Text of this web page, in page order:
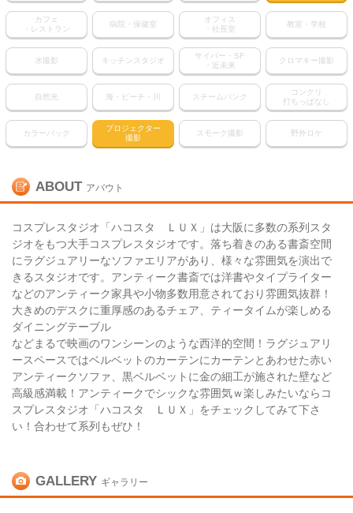
カフェ
・レストラン
病院・保健室
オフィス
・社長室
教室・学校
水撮影 キッチンスタジオ
サイバー・SF
・近未来
クロマキー撮影
自然光 海・ビーチ・川 スチームパンク
コンクリ
打ちっぱなし
カラーパック
プロジェクター
撮影
スモーク撮影 野外ロケ
ABOUT アバウト
コスプレスタジオ「ハコスタ ＬＵＸ」は大阪に多数の系列スタ
ジオをもつ大手コスプレスタジオです。落ち着きのある書斎空間
にラグジュアリーなソファエリアがあり、様々な雰囲気を演出で
きるスタジオです。アンティーク書斎では洋書やタイプライター
などのアンティーク家具や小物多数用意されており雰囲気抜群！
大きめのデスクに重厚感のあるチェア、ティータイムが楽しめる
ダイニングテーブル
などまるで映画のワンシーンのような西洋的空間！ラグジュアリ
ースペースではベルベットのカーテンにカーテンとあわせた赤い
アンティークソファ、黒ベルベットに金の細工が施された壁など
高級感満載！アンティークでシックな雰囲気ｗ楽しみたいならコ
スプレスタジオ「ハコスタ ＬＵＸ」をチェックしてみて下さ
い！合わせて系列もぜひ！
GALLERY ギャラリー